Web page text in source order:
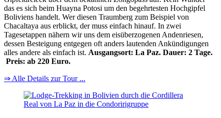
das es sich beim Huayna Potosi um den begehrtesten Hochgipfel
Boliviens handelt. Wer diesen Traumberg zum Beispiel von
Chacaltaya aus erblickt, der muss einfach hinauf. In zwei
Tagesetappen nähern wir uns dem eisüberzogenen Andenriesen,
dessen Besteigung entgegen oft anders lautenden Ankündigungen
alles andere als einfach ist. Ausgangsort: La Paz. Dauer: 2 Tage.
Preis: ab 220 Euro.
⇒ Alle Details zur Tour ...